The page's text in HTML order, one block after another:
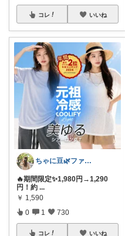
コレ いいね
ちゃに豆🌿ファッション好き✨
🔥期間限定✨1,980円→1,290
円！約 ...
￥ 1,590
0 1 730
コレ いいね